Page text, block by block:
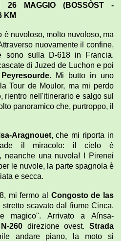
26 MAGGIO (BOSSÒST -
KM
è nuvoloso, molto nuvoloso, ma
nuovamente il confine,
sono sulla D-618 in Francia.
di Juzed de Luchon e poi
. Mi butto in uno
Tour de Moulor, ma mi perdo
rientro nell'itinerario e salgo sul
panoramico che, purtroppo, il
Aragnouet, che mi riporta in
il miracolo: il cielo è
neanche una nuvola! I Pirenei
le nuvole, la parte spagnola è
e secca.
mi fermo al Congosto de las
stretto scavato dal fiume Cinca,
magico". Arrivato a Aínsa-
N-260 direzione ovest. Strada
andare piano, la moto si